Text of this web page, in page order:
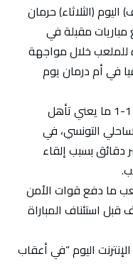
اليوم (الثلاثاء) حرمان
مقبلة في
للملعب خلال مواجهة
في أم درمان يوم
وتوقفت المباراة، التي انتهت بالتعادل 1-1 ما يعني تأهل
التونسي، في
دقائق بسبب إلقاء
ما دفع قوات الأمن
استئناف المباراة
اليوم “في أعقاب